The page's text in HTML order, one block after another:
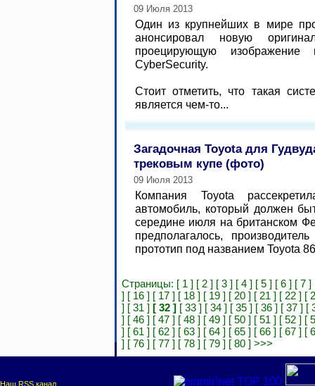
09 Июля 2013
Один из крупнейших в мире
анонсировал новую
проецирующую
CyberSecurity.
Стоит отметить, что такая
является чем-то...
Загадочная Toyota для
трековым купе (фото)
09 Июля 2013
Компания Toyota
автомобиль, который должен
середине июля на британском
предполагалось,
прототип под названием Toyota
Страницы: [ 1 ] [ 2 ] [ 3 ] [ 4 ] [ 5 ] [ 6 ] [ 7 ]
] [ 16 ] [ 17 ] [ 18 ] [ 19 ] [ 20 ] [ 21 ] [ 22 ] [
] [ 31 ] [ 32 ] [ 33 ] [ 34 ] [ 35 ] [ 36 ] [ 37 ] [
] [ 46 ] [ 47 ] [ 48 ] [ 49 ] [ 50 ] [ 51 ] [ 52 ] [
] [ 61 ] [ 62 ] [ 63 ] [ 64 ] [ 65 ] [ 66 ] [ 67 ] [
] [ 76 ] [ 77 ] [ 78 ] [ 79 ] [ 80 ] >>>
Наш RSS канал